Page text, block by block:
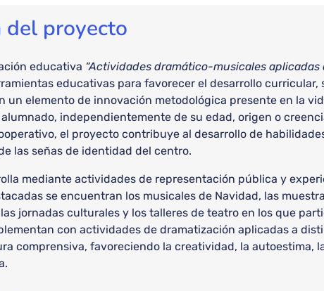
del proyecto
educativa “Actividades dramático-musicales aplicadas
educativas para favorecer el desarrollo
un elemento de innovación metodológica presente en la
independientemente de su edad, origen o
el proyecto contribuye al desarrollo de
las señas de identidad del centro.
mediante actividades de representación pública y
se encuentran los musicales de Navidad, las
jornadas culturales y los talleres de teatro en los que
con actividades de dramatización aplicadas a
comprensiva, favoreciendo la creatividad, la autoestima,